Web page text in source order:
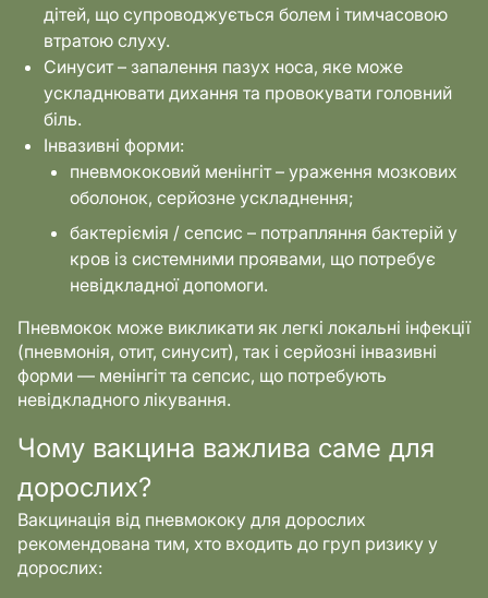
дітей, що супроводжується болем і тимчасовою
втратою слуху.
Синусит – запалення пазух носа, яке може
ускладнювати дихання та провокувати головний
біль.
Інвазивні форми:
пневмококовий менінгіт – ураження мозкових
оболонок, серйозне ускладнення;
бактеріємія / сепсис – потрапляння бактерій у
кров із системними проявами, що потребує
невідкладної допомоги.
Пневмокок може викликати як легкі локальні інфекції
(пневмонія, отит, синусит), так і серйозні інвазивні
форми — менінгіт та сепсис, що потребують
невідкладного лікування.
Чому вакцина важлива саме для
дорослих?
Вакцинація від пневмококу для дорослих
рекомендована тим, хто входить до груп ризику у
дорослих: